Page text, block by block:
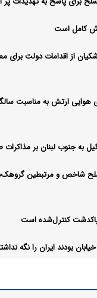
کامل است
از اقدامات دولت
هوایی ارتش به مناسبت
به جنوب لبنان بر مذاکرات
مسلح شاخص و مرتبطین
کنترل‌شده است
بودند ایران را نگه
محیط کار، اعتماد عمومی را